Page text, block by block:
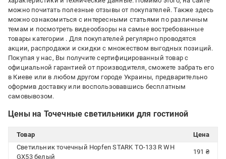
можно почитать полезные отзывы от покупателей. Также здесь
можно ознакомиться с интересными статьями по различным
темам и посмотреть видеообзоры на самые востребованные
товары категории . Для покупателей регулярно проводятся
акции, распродажи и скидки с множеством выгодных позиций.
Покупая у нас, Вы получите сертифицированный товар с
официальной гарантией от производителя, сможете забрать его
в Киеве или в любом другом городе Украины, предварительно
оформив доставку или воспользовавшись бесплатным
самовывозом.
Цены на Точечные светильники для гостиной
Товар
Цена
Светильник точечный Hopfen STARK TO-133 R WH
GX53 белый
191 ₴